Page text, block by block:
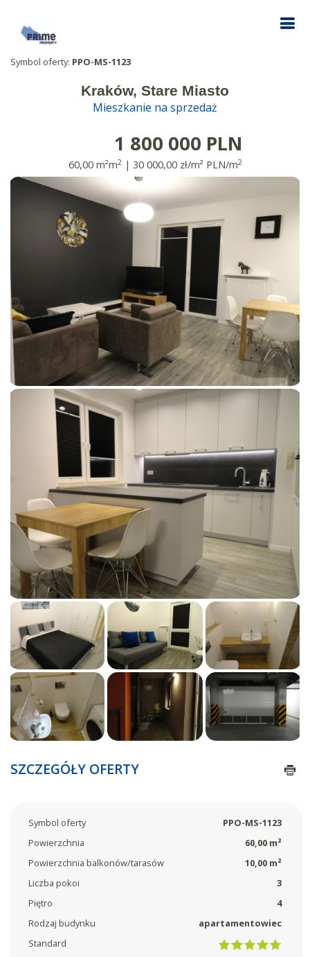
Symbol oferty: PPO-MS-1123
Kraków, Stare Miasto
Mieszkanie na sprzedaż
1 800 000 PLN
60,00 m²m2| 30 000,00 zł/m² PLN/m2
SZCZEGÓŁY OFERTY
Symbol oferty
PPO-MS-1123
Powierzchnia
60,00 m²
Powierzchnia balkonów/tarasów
10,00 m²
Liczba pokoi
3
Piętro
4
Rodzaj budynku
apartamentowiec
Standard